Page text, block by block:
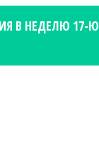
В НЕДЕЛЮ 17-Ю